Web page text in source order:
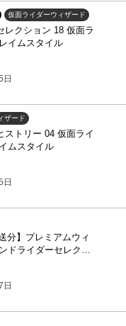
仮面ライダーウィザード
レクション 18 仮面ラ
イムスタイル
ザード
ストリー 04 仮面ライ
ムスタイル
分】プレミアムウィ
ドライダーセレクシ